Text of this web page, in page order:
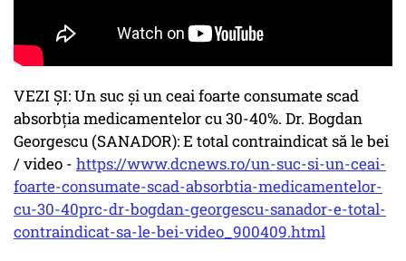
VEZI ȘI: Un suc și un ceai foarte consumate scad
absorbția medicamentelor cu 30-40%. Dr. Bogdan
Georgescu (SANADOR): E total contraindicat să le bei
/ video - https://www.dcnews.ro/un-suc-si-un-ceai-
foarte-consumate-scad-absorbtia-medicamentelor-
cu-30-40prc-dr-bogdan-georgescu-sanador-e-total-
contraindicat-sa-le-bei-video_900409.html